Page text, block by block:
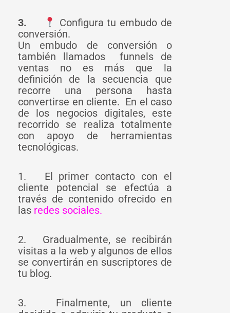
3.
Configura tu embudo de
conversión.
Un embudo de conversión o
también llamados funnels de
ventas no es más que la
definición de la secuencia que
recorre una persona hasta
convertirse en cliente. En el caso
de los negocios digitales, este
recorrido se realiza totalmente
con apoyo de herramientas
tecnológicas.
1. El primer contacto con el
cliente potencial se efectúa a
través de contenido ofrecido en
las redes sociales.
2. Gradualmente, se recibirán
visitas a la web y algunos de ellos
se convertirán en suscriptores de
tu blog.
3. Finalmente, un cliente